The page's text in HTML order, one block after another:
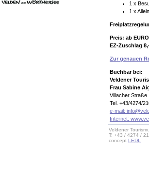
1 x
1 x
Preis: ab
EZ-Zuschlag
Zur genauen
Buchbar bei:
Veldener
Frau Sabine
Villacher Straße
Tel. +43/4274/
e-mail:
Internet:
Veldener
T: +43 / 4274 /
concept LEDL